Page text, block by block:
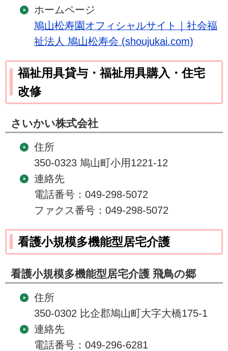
ホームページ
鳩山松寿園オフィシャルサイト｜社会福
祉法人 鳩山松寿会 (shoujukai.com)
福祉用具貸与・福祉用具購入・住宅
改修
さいかい株式会社
住所
350-0323 鳩山町小用1221-12
連絡先
電話番号：049-298-5072
ファクス番号：049-298-5072
看護小規模多機能型居宅介護
看護小規模多機能型居宅介護 飛鳥の郷
住所
350-0302 比企郡鳩山町大字大橋175-1
連絡先
電話番号：049-296-6281